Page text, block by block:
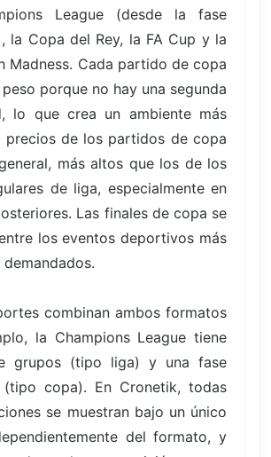
League (desde la fase
la Copa del Rey, la FA Cup y la
Madness. Cada partido de copa
porque no hay una segunda
lo que crea un ambiente más
precios de los partidos de copa
más altos que los de los
de liga, especialmente en
Las finales de copa se
los eventos deportivos más
combinan ambos formatos
la Champions League tiene
grupos (tipo liga) y una fase
(tipo copa). En Cronetik, todas
se muestran bajo un único
del formato, y